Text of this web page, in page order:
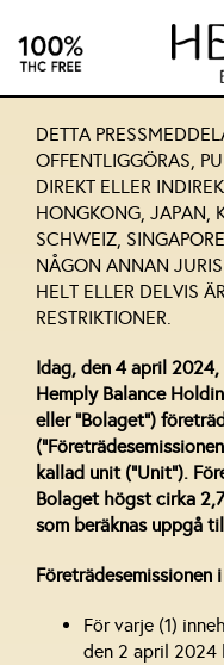
content
DETTA
OFFENTLIGGÖRAS,
DIREKT ELLER
HONGKONG, JAPAN,
SCHWEIZ,
NÅGON ANNAN
HELT ELLER DELVIS
RESTRIKTIONER.
Idag, den 4 april
Hemply Balance
eller ”Bolaget”)
kallad unit (”Unit”).
Bolaget högst cirka
som beräknas uppgå
Företrädesemissionen
För varje (1)
den 2 april 2024